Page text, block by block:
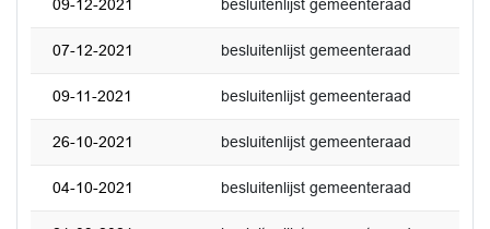
09-12-2021 besluitenlijst gemeenteraad
07-12-2021 besluitenlijst gemeenteraad
09-11-2021 besluitenlijst gemeenteraad
26-10-2021 besluitenlijst gemeenteraad
04-10-2021 besluitenlijst gemeenteraad